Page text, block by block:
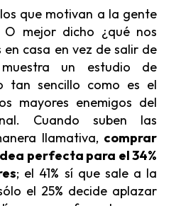
que motivan a la gente
mejor dicho ¿qué nos
casa en vez de salir de
muestra un estudio de
tan sencillo como es el
mayores enemigos del
Cuando suben las
llamativa, comprar
perfecta para el 34%
; el 41% sí que sale a la
el 25% decide aplazar